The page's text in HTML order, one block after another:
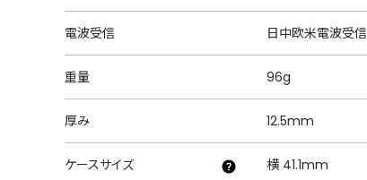
電波受信 日中欧米電波受信
重量 96g
厚み 12.5mm
ケースサイズ 横 41.1mm